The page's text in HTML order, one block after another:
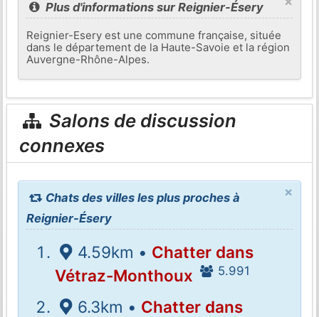
Plus d'informations sur Reignier-Ésery
Reignier-Esery est une commune française, située
dans le département de la Haute-Savoie et la région
Auvergne-Rhône-Alpes.
Salons de discussion
connexes
×
Chats des villes les plus proches à
Reignier-Ésery
4.59km • Chatter dans
Vétraz-Monthoux
5.991
6.3km • Chatter dans